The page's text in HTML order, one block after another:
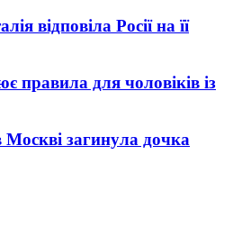
відповіла Росії на її
правила для чоловіків із
загинула дочка